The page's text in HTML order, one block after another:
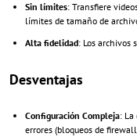
Sin límites: Transfiere
límites de tamaño de
Alta fidelidad: Los archivos
Desventajas
Configuración Compleja: La
errores (bloqueos de